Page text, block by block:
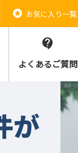
stars お気に入り一覧
contact_support
よくあるご質問